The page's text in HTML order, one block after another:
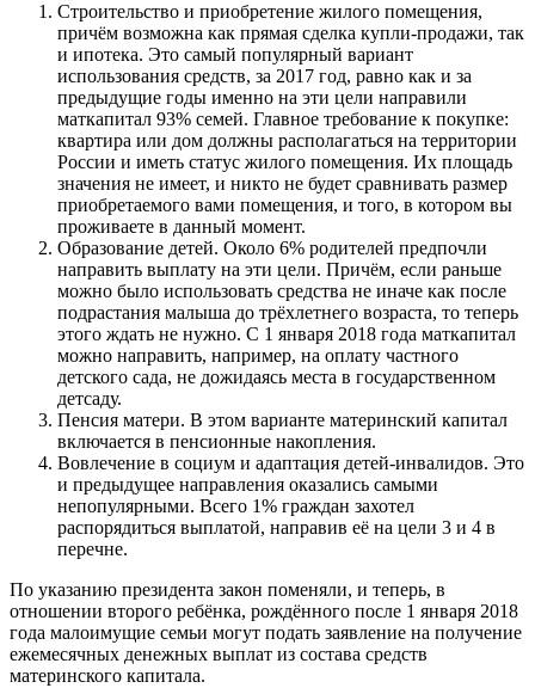
Строительство и приобретение жилого помещения,
причём возможна как прямая сделка купли-продажи, так
и ипотека. Это самый популярный вариант
использования средств, за 2017 год, равно как и за
предыдущие годы именно на эти цели направили
маткапитал 93% семей. Главное требование к покупке:
квартира или дом должны располагаться на территории
России и иметь статус жилого помещения. Их площадь
значения не имеет, и никто не будет сравнивать размер
приобретаемого вами помещения, и того, в котором вы
проживаете в данный момент.
Образование детей. Около 6% родителей предпочли
направить выплату на эти цели. Причём, если раньше
можно было использовать средства не иначе как после
подрастания малыша до трёхлетнего возраста, то теперь
этого ждать не нужно. С 1 января 2018 года маткапитал
можно направить, например, на оплату частного
детского сада, не дожидаясь места в государственном
детсаду.
Пенсия матери. В этом варианте материнский капитал
включается в пенсионные накопления.
Вовлечение в социум и адаптация детей-инвалидов. Это
и предыдущее направления оказались самыми
непопулярными. Всего 1% граждан захотел
распорядиться выплатой, направив её на цели 3 и 4 в
перечне.
По указанию президента закон поменяли, и теперь, в
отношении второго ребёнка, рождённого после 1 января 2018
года малоимущие семьи могут подать заявление на получение
ежемесячных денежных выплат из состава средств
материнского капитала.